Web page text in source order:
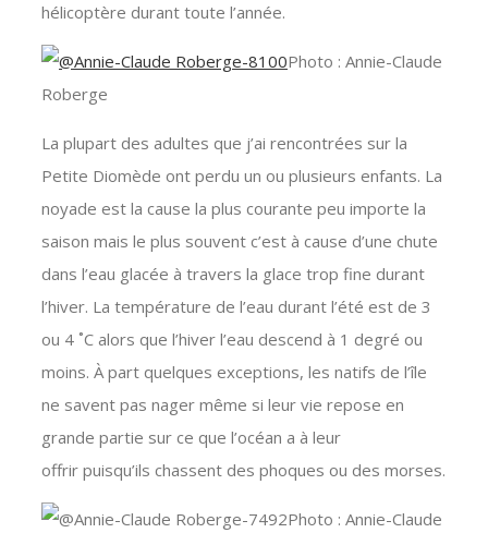
hélicoptère durant toute l’année.
Photo : Annie-Claude
Roberge
La plupart des adultes que j’ai rencontrées sur la
Petite Diomède ont perdu un ou plusieurs enfants. La
noyade est la cause la plus courante peu importe la
saison mais le plus souvent c’est à cause d’une chute
dans l’eau glacée à travers la glace trop fine durant
l’hiver. La température de l’eau durant l’été est de 3
ou 4 ˚C alors que l’hiver l’eau descend à 1 degré ou
moins. À part quelques exceptions, les natifs de l’île
ne savent pas nager même si leur vie repose en
grande partie sur ce que l’océan a à leur
offrir puisqu’ils chassent des phoques ou des morses.
Photo : Annie-Claude